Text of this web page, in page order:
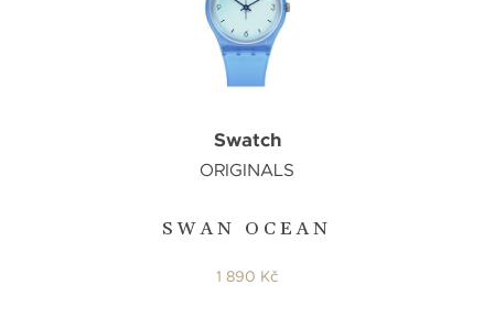
SWAN OCEAN
Swatch
ORIGINALS
1 890 Kč